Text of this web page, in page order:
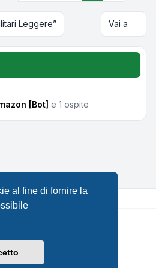
al fine di fornire la
Leggere” Vai a
[Bot] e 1 ospite
Software © phpBB Limited •
Italia.it
orari sono